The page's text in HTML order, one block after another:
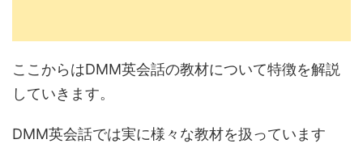
ここからはDMM英会話の教材について特徴を解説
していきます。
DMM英会話では実に様々な教材を扱っています